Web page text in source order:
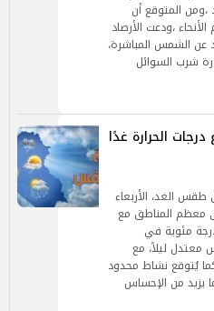
المتوقع أن
،ودعت الأرصاد
عن الشمس المباشرة،
شرب السوائل
درجات الحرارة غدًا
طقس الغد، الأربعاء
على معظم المناطق مع
درجات الحرارة إلى حوالي 30 درجة مئوية في
معتدل ليلاً، مع
يُتوقع نشاط محدود
يزيد من الإحساس